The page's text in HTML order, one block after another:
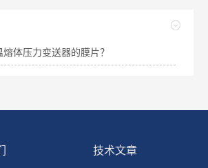
体压力变送器的膜片？
技术文章